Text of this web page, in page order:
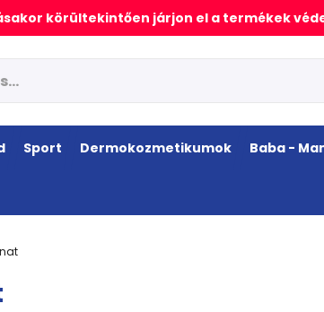
körültekintően járjon el a termékek
Sport Dermokozmetikumok Baba -